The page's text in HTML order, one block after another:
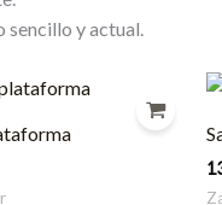
sencillo y actual.